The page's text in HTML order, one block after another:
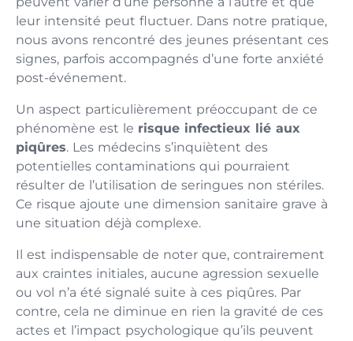
leur intensité peut fluctuer. Dans notre pratique,
nous avons rencontré des jeunes présentant ces
signes, parfois accompagnés d’une forte anxiété
post-événement.
Un aspect particulièrement préoccupant de ce
phénomène est le risque infectieux lié aux
piqûres. Les médecins s’inquiètent des
potentielles contaminations qui pourraient
résulter de l’utilisation de seringues non stériles.
Ce risque ajoute une dimension sanitaire grave à
une situation déjà complexe.
Il est indispensable de noter que, contrairement
aux craintes initiales, aucune agression sexuelle
ou vol n’a été signalé suite à ces piqûres. Par
contre, cela ne diminue en rien la gravité de ces
actes et l’impact psychologique qu’ils peuvent